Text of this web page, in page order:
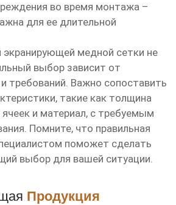
во время монтажа –
для ее длительной
экранирующей медной сетки не
выбор зависит от
требований. Важно сопоставить
такие как толщина
и материал, с требуемым
Помните, что правильная
поможет сделать
выбор для вашей ситуации.
Продукция